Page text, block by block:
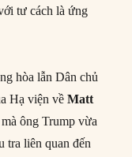
tư cách là ứng
hòa lẫn Dân chủ
Hạ viện vềMatt
ông Trump vừa
tra liên quan đến